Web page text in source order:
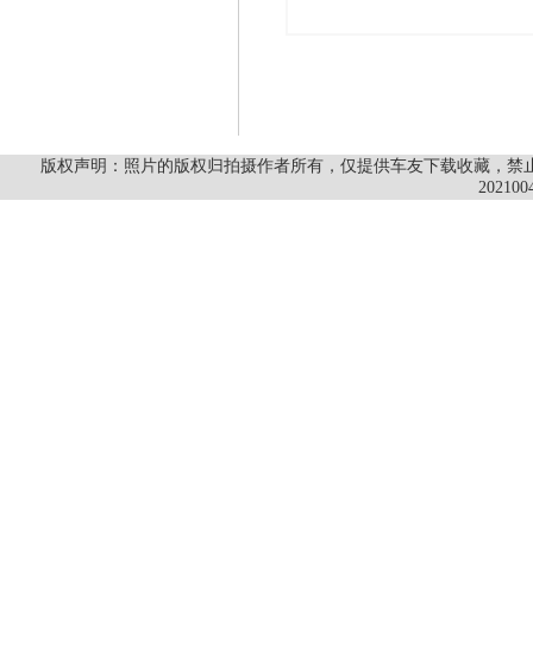
版权声明：照片的版权归拍摄作者所有，仅提供车友下载收藏，